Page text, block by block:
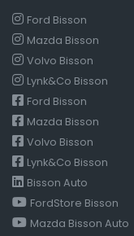
Ford Bisson
Mazda Bisson
Volvo Bisson
Lynk&Co Bisson
Ford Bisson
Mazda Bisson
Volvo Bisson
Lynk&Co Bisson
Bisson Auto
FordStore Bisson
Mazda Bisson Auto